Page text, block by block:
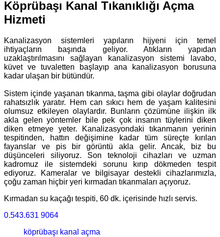
Köprübaşı Kanal Tıkanıklığı Açma
Hizmeti
Kanalizasyon sistemleri yapıların hijyeni için temel
ihtiyaçların başında geliyor. Atıkların yapıdan
uzaklaştırılmasını sağlayan kanalizasyon sistemi lavabo,
küvet ve tuvaletten başlayıp ana kanalizasyon borusuna
kadar ulaşan bir bütündür.
Sistem içinde yaşanan tıkanma, taşma gibi olaylar doğrudan
rahatsızlık yaratır. Hem can sıkıcı hem de yaşam kalitesini
olumsuz etkileyen olaylardır. Bunların çözümüne ilişkin ilk
akla gelen yöntemler bile pek çok insanın tüylerini diken
diken etmeye yeter. Kanalizasyondaki tıkanmanın yerinin
tespitinden, hattın değişimine kadar tüm süreçte kırılan
fayanslar ve pis bir görüntü akla gelir. Ancak, biz bu
düşünceleri siliyoruz. Son teknoloji cihazları ve uzman
kadromuz ile sistemdeki sorunu kırıp dökmeden tespit
ediyoruz. Kameralar ve bilgisayar destekli cihazlarımızla,
çoğu zaman hiçbir yeri kırmadan tıkanmaları açıyoruz.
Kırmadan su kaçağı tespiti, 60 dk. içerisinde hızlı servis.
0.543.631 9064
köprübaşı kanal açma